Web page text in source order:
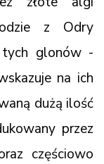
z Odry
tych glonów -
na ich
dużą ilość
przez
częściowo